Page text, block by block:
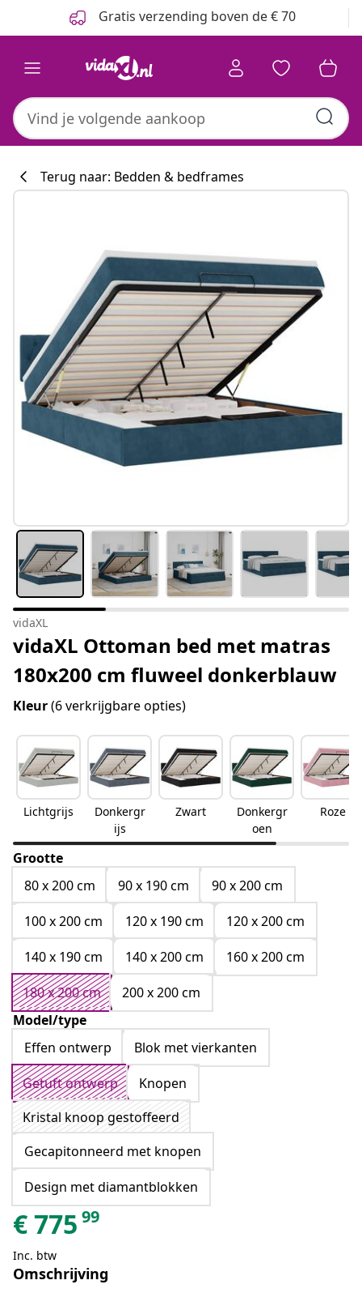
Gratis verzending boven de € 70
Terug naar: Bedden & bedframes
vidaXL
vidaXL Ottoman bed met matras
180x200 cm fluweel donkerblauw
Kleur(6 verkrijgbare opties)
Lichtgrijs
Donkergr
ijs
Zwart
Donkergr
oen
Roze
Grootte
80 x 200 cm
90 x 190 cm
90 x 200 cm
100 x 200 cm
120 x 190 cm
120 x 200 cm
140 x 190 cm
140 x 200 cm
160 x 200 cm
180 x 200 cm
200 x 200 cm
Model/type
Effen ontwerp
Blok met vierkanten
Getuft ontwerp
Knopen
Kristal knoop gestoffeerd
Gecapitonneerd met knopen
Design met diamantblokken
€775 99
Inc. btw
Omschrijving